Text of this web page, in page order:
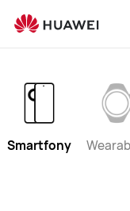
Lista
Smartfony